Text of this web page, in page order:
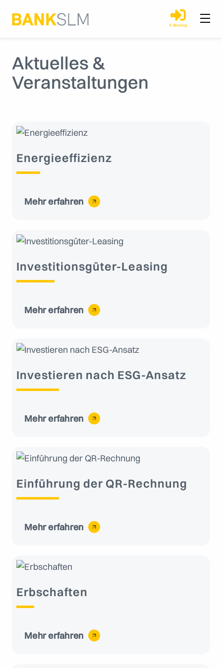
Aktuelles &
Veranstaltungen
Energieeffizienz
Mehr erfahren
Investitionsgüter-Leasing
Mehr erfahren
Investieren nach ESG-Ansatz
Mehr erfahren
Einführung der QR-Rechnung
Mehr erfahren
Erbschaften
Mehr erfahren